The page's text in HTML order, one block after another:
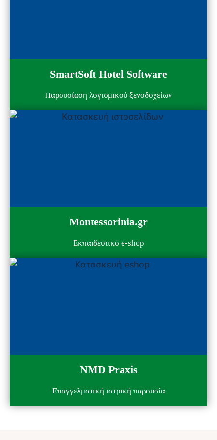
SmartSoft Hotel Software
Παρουσίαση λογισμικού ξενοδοχείων
Montessorinia.gr
Εκπαιδευτικό e-shop
NMD Praxis
Επαγγελματική ιατρική παρουσία